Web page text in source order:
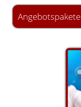
Angebotspakete